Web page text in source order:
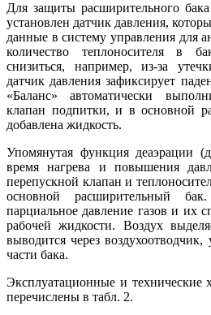
Для защиты расширительного
установлен датчик давления,
данные в систему управления для
количество теплоносителя в
снизиться, например, из-за
датчик давления зафиксирует
«Баланс» автоматически
клапан подпитки, и в основной
добавлена жидкость.
Упомянутая функция деаэрации
время нагрева и повышения
перепускной клапан и
основной расширительный
парциальное давление газов и их
рабочей жидкости. Воздух
выводится через
части бака.
Эксплуатационные и технические
перечислены в табл. 2.